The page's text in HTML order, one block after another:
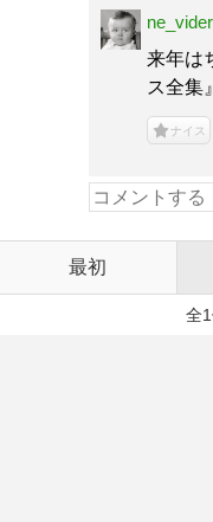
来年は
ス全集
ナイス
最初
全